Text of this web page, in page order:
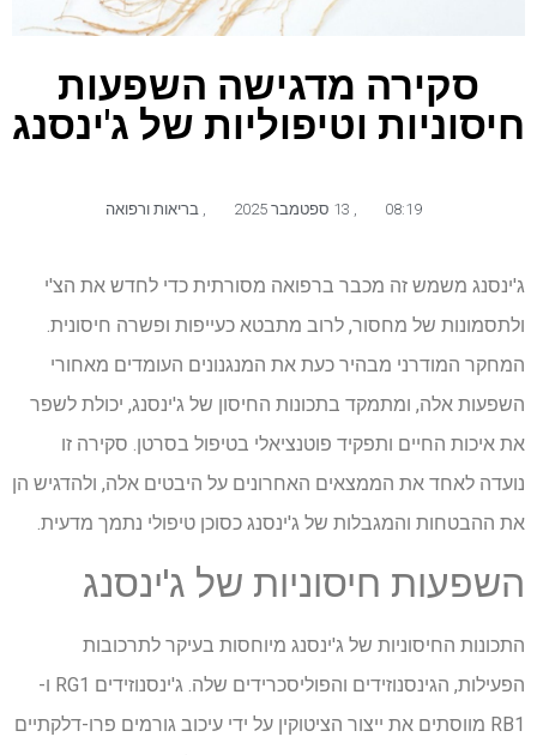
סקירה מדגישה השפעות
חיסוניות וטיפוליות של ג'ינסנג
08:19 בריאות ורפואה
ג'ינסנג משמש זה מכבר ברפואה מסורתית כדי לחדש את הצ'י
ולתסמונות של מחסור, לרוב מתבטא כעייפות ופשרה חיסונית.
המחקר המודרני מבהיר כעת את המנגנונים העומדים מאחורי
השפעות אלה, ומתמקד בתכונות החיסון של ג'ינסנג, יכולת לשפר
את איכות החיים ותפקיד פוטנציאלי בטיפול בסרטן. סקירה זו
נועדה לאחד את הממצאים האחרונים על היבטים אלה, ולהדגיש הן
את ההבטחות והמגבלות של ג'ינסנג כסוכן טיפולי נתמך מדעית.
השפעות חיסוניות של ג'ינסנג
התכונות החיסוניות של ג'ינסנג מיוחסות בעיקר לתרכובות
הפעילות, הגינסנוזידים והפוליסכרידים שלה. ג'ינסנוזידים RG1 ו-
RB1 מווסתים את ייצור הציטוקין על ידי עיכוב גורמים פרו-דלקתיים